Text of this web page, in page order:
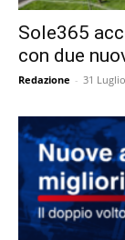
Sole365
con due
Redazione - 31